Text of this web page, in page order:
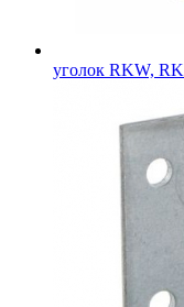
уголок RKW,